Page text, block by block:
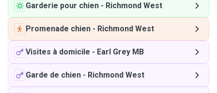
Garderie pour chien - Richmond West
Promenade chien - Richmond West
Visites à domicile - Earl Grey MB
Garde de chien - Richmond West